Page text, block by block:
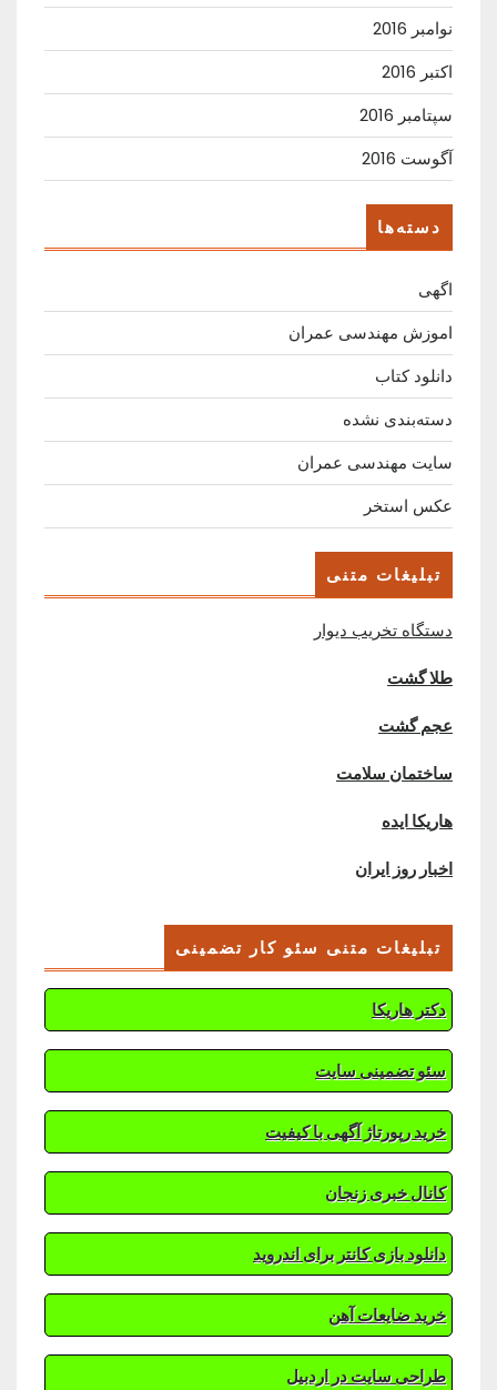
نوامبر 2016
اکتبر 2016
سپتامبر 2016
آگوست 2016
دسته‌ها
اگهی
اموزش مهندسی عمران
دانلود کتاب
دسته‌بندی نشده
سایت مهندسی عمران
عکس استخر
تبلیغات متنی
دستگاه تخریب دیوار
طلا گشت
عجم گشت
ساختمان سلامت
هاریکا ایده
اخبار روز ایران
تبلیغات متنی سئو کار تضمینی
دکتر هاریکا
سئو تضمینی سایت
خرید رپورتاژ آگهی با کیفیت
کانال خبری زنجان
دانلود بازی کانتر برای اندروید
خرید ضایعات آهن
طراحی سایت در اردبیل